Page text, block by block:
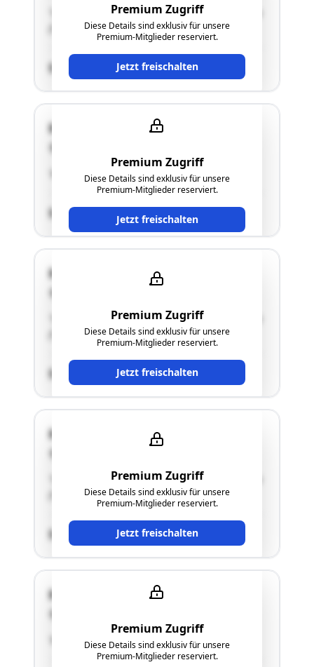
Premium Zugriff
Diese Details sind exklusiv für unsere
Premium-Mitglieder reserviert.
Jetzt freischalten
"Stellplatz für Kraftfahrzeuge 1 in Doppelgarage
SCHÄTZWERT
Premium Zugriff
Diese Details sind exklusiv für unsere
Premium-Mitglieder reserviert.
Jetzt freischalten
Handel-Mazzetti-Weg 12
"Abstellplatz für Kraftfahrzeuge 2"
SCHÄTZWERT
Premium Zugriff
Diese Details sind exklusiv für unsere
Premium-Mitglieder reserviert.
Jetzt freischalten
Handel-Mazzetti-Weg 12
"Stellplatz für Kraftfahrzeuge 1 in Doppelgarage
SCHÄTZWERT
Premium Zugriff
Diese Details sind exklusiv für unsere
Premium-Mitglieder reserviert.
Jetzt freischalten
Handel-Mazzetti-Weg 12
"Stellplatz für Kraftfahrzeuge 1 in Doppelgarage
SCHÄTZWERT
Premium Zugriff
Diese Details sind exklusiv für unsere
Premium-Mitglieder reserviert.
Handel-Mazzetti-Weg 12
"Abstellplatz für Kraftfahrzeuge 2"